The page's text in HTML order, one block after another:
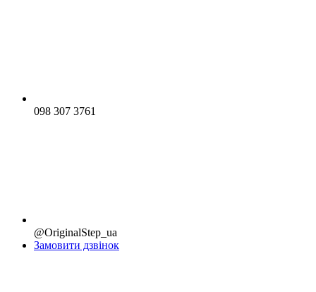
098 307 3761
@OriginalStep_ua
Замовити дзвінок